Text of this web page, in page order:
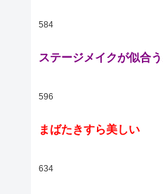
584
ステージメイクが似合
596
まばたきすら美しい
634